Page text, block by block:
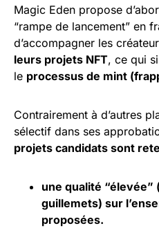
Magic Eden propose
“rampe de lancement” en
d’accompagner les
leurs projets NFT, ce qui
le processus de mint
Contrairement à d’autres
sélectif dans ses
projets candidats sont
une qualité “élevée”
guillemets) sur
proposées.